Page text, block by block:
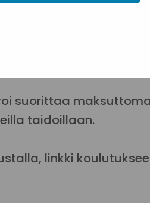
digituen
ohjaustaidot ja
huomioon, kun
tai hyvin
suorittaa
taidoillaan.
linkki